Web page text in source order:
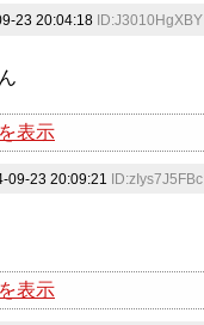
23 20:04:18 ID:J3010HgXBY
表示
09-23 20:09:21 ID:zIys7J5FBc
表示